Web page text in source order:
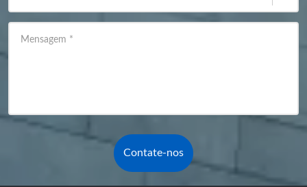
Mensagem *
Contate-nos